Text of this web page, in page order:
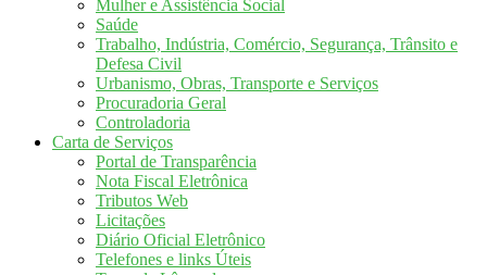
Mulher e Assistência Social
Saúde
Trabalho, Indústria, Comércio, Segurança, Trânsito e
Defesa Civil
Urbanismo, Obras, Transporte e Serviços
Procuradoria Geral
Controladoria
Carta de Serviços
Portal de Transparência
Nota Fiscal Eletrônica
Tributos Web
Licitações
Diário Oficial Eletrônico
Telefones e links Úteis